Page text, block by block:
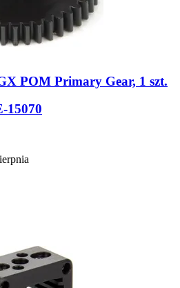
POM Primary Gear, 1 szt.
15070